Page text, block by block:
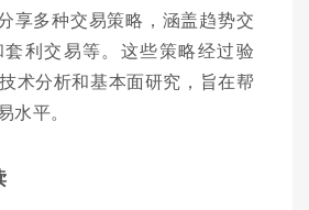
享多种交易策略，涵盖趋势交
利交易等。这些策略经过验
术分析和基本面研究，旨在帮
水平。